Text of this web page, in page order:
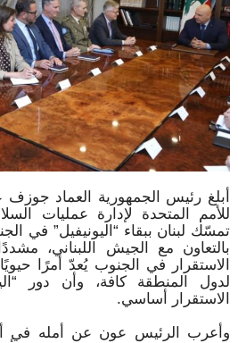
أبلغ رئيس الجمهورية العماد
بالتعاون مع الجيش اللبناني،
الاستقرار في الجنوب يُعدّ أمرًا
لدول المنطقة كافة، وأن دور
الاستقرار أساسي.
وأعرب الرئيس عون عن أمله في